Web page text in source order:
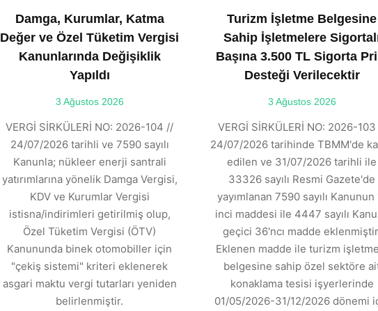
Damga, Kurumlar, Katma
Değer ve Özel Tüketim Vergisi
Kanunlarında Değişiklik
Yapıldı
3 Ağustos 2026
VERGİ SİRKÜLERİ NO: 2026-104 //
24/07/2026 tarihli ve 7590 sayılı
Kanunla; nükleer enerji santrali
yatırımlarına yönelik Damga Vergisi,
KDV ve Kurumlar Vergisi
istisna/indirimleri getirilmiş olup,
Özel Tüketim Vergisi (ÖTV)
Kanununda binek otomobiller için
"çekiş sistemi" kriteri eklenerek
asgari maktu vergi tutarları yeniden
belirlenmiştir.
Turizm İşletme Belgesine
Sahip İşletmelere
Başına 3.500 TL Sigorta
Desteği Verilecektir
3 Ağustos 2026
VERGİ SİRKÜLERİ NO: 2026-
24/07/2026 tarihinde TBMM'de
edilen ve 31/07/2026 tarihli ile
33326 sayılı Resmi Gazete'de
yayımlanan 7590 sayılı Kanunun
inci maddesi ile 4447 sayılı
geçici 36'ncı madde
Eklenen madde ile turizm
belgesine sahip özel sektöre
konaklama tesisi işyerlerinde
01/05/2026-31/12/2026 dönemi